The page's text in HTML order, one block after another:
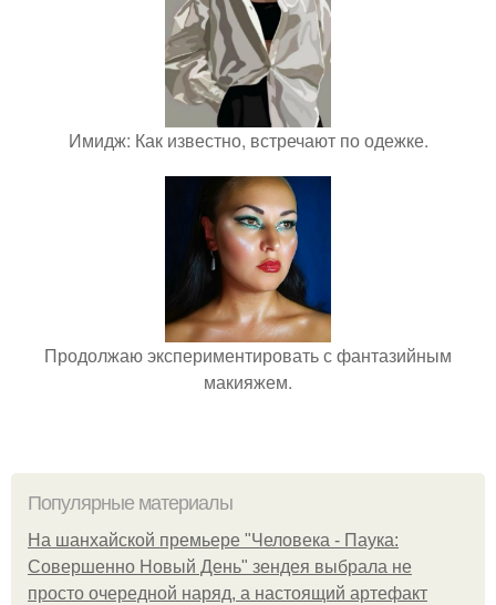
Имидж: Как известно, встречают по одежке.
Продолжаю экспериментировать с фантазийным
макияжем.
Популярные материалы
На шанхайской премьере "Человека - Паука:
Совершенно Новый День" зендея выбрала не
просто очередной наряд, а настоящий артефакт